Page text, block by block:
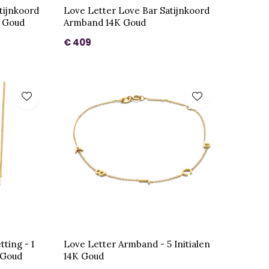
Love Letter Love Bar Satijnkoord
Armband 14K Goud
€ 409
- 1
Love Letter Armband - 5 Initialen
14K Goud